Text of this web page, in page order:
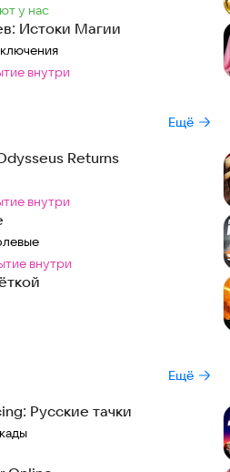
у нас
Истоки Магии
внутри
Ещё
Returns
внутри
внутри
Ещё
Русские тачки